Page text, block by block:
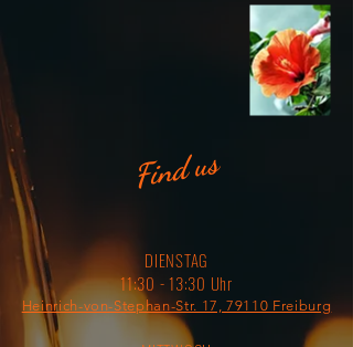
Find us
DIENSTAG
11:30 - 13:30 Uhr
Heinrich-von-Stephan-Str. 17, 79110 Freiburg